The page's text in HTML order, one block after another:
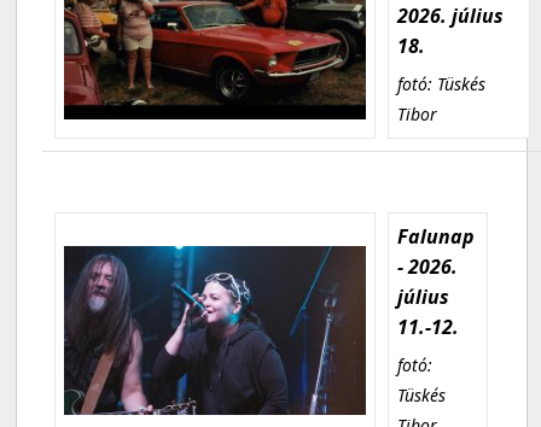
2026. július
18.
fotó: Tüskés
Tibor
Falunap
- 2026.
július
11.-12.
fotó:
Tüskés